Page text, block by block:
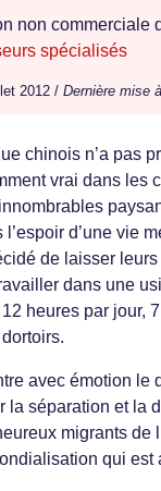
non commerciale
spécialisés
2012 / Dernière mise
chinois n’a pas
vrai dans les
d’une vie
de laisser
dans une
heures par jour,
dortoirs.
avec émotion le
la séparation et la
migrants de
qui